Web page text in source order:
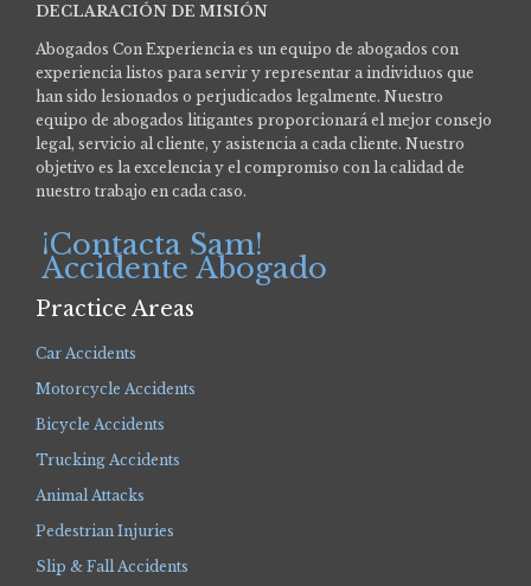
DECLARACIÓN DE MISIÓN
Abogados Con Experiencia es un equipo de abogados con
experiencia listos para servir y representar a individuos que
han sido lesionados o perjudicados legalmente. Nuestro
equipo de abogados litigantes proporcionará el mejor consejo
legal, servicio al cliente, y asistencia a cada cliente. Nuestro
objetivo es la excelencia y el compromiso con la calidad de
nuestro trabajo en cada caso.
¡Contacta Sam!
Accidente Abogado
Practice Areas
Car Accidents
Motorcycle Accidents
Bicycle Accidents
Trucking Accidents
Animal Attacks
Pedestrian Injuries
Slip & Fall Accidents